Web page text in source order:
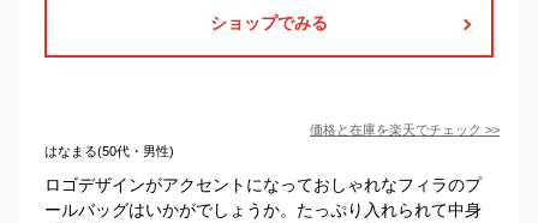
ショップでみる
価格と在庫を楽天でチェック >>
はなまる(50代・男性)
ロゴデザインがアクセントになっておしゃれなフィラのプ
ールバッグはいかがでしょうか。たっぷり入れられて中身